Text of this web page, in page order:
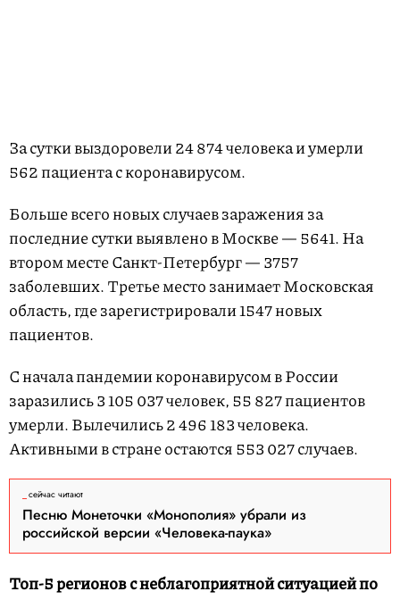
За сутки выздоровели 24 874 человека и умерли
562 пациента с коронавирусом.
Больше всего новых случаев заражения за
последние сутки выявлено в Москве — 5641. На
втором месте Санкт-Петербург — 3757
заболевших. Третье место занимает Московская
область, где зарегистрировали 1547 новых
пациентов.
С начала пандемии коронавирусом в России
заразились 3 105 037 человек, 55 827 пациентов
умерли. Вылечились 2 496 183 человека.
Активными в стране остаются 553 027 случаев.
сейчас читают
Песню Монеточки «Монополия» убрали из
российской версии «Человека-паука»
Топ-5 регионов с неблагоприятной ситуацией по